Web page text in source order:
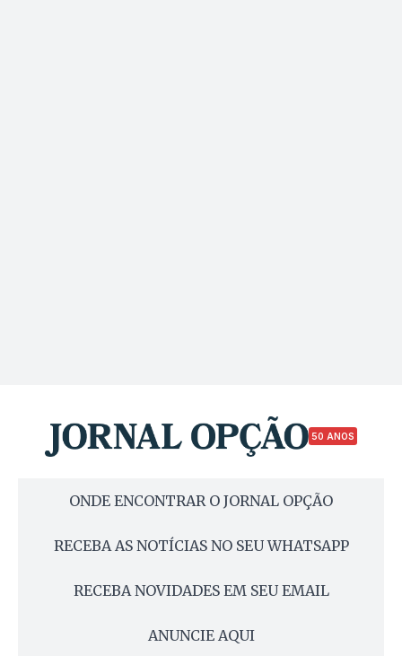
50 ANOS
ONDE ENCONTRAR O JORNAL OPÇÃO
RECEBA AS NOTÍCIAS NO SEU WHATSAPP
RECEBA NOVIDADES EM SEU EMAIL
ANUNCIE AQUI